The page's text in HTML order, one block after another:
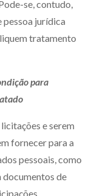
se, contudo,
jurídica
tratamento
para
e serem
fornecer para a
pessoais, como
documentos de